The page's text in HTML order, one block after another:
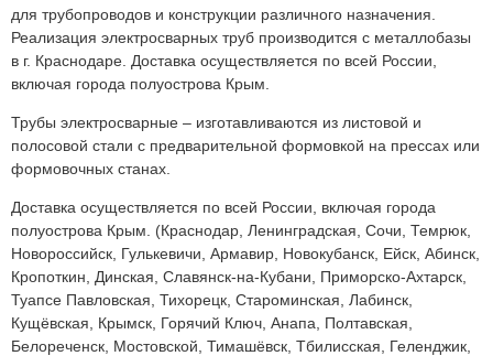
для трубопроводов и конструкции различного назначения.
Реализация электросварных труб производится с металлобазы
в г. Краснодаре. Доставка осуществляется по всей России,
включая города полуострова Крым.
Трубы электросварные – изготавливаются из листовой и
полосовой стали с предварительной формовкой на прессах или
формовочных станах.
Доставка осуществляется по всей России, включая города
полуострова Крым. (Краснодар, Ленинградская, Сочи, Темрюк,
Новороссийск, Гулькевичи, Армавир, Новокубанск, Ейск, Абинск,
Кропоткин, Динская, Славянск-на-Кубани, Приморско-Ахтарск,
Туапсе Павловская, Тихорецк, Староминская, Лабинск,
Кущёвская, Крымск, Горячий Ключ, Анапа, Полтавская,
Белореченск, Мостовской, Тимашёвск, Тбилисская, Геленджик,